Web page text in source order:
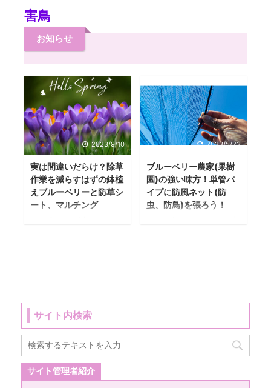
害鳥
お知らせ
2023/9/10
実は間違いだらけ？除草
作業を減らすはずの鉢植
えブルーベリーと防草シ
ート、マルチング
この記事を読んでほ
についてまとめてい
る記事です。 これか
らブルーベリーで起
業を考えている人に
向けて発信していま
す。 ブルーベリーの
2023/5/23
ブルーベリー農家(果樹
園)の強い味方！単管パ
イプに防風ネット(防
虫、防鳥)を張ろう！
2022年1月26日、ブ
ろと検証したので、
ます！ 【網目の細
サイト内検索
サイト管理者紹介